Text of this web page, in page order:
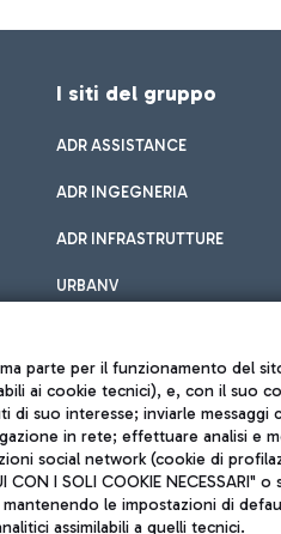
I siti del gruppo
ADR ASSISTANCE
ADR INGEGNERIA
ADR INFRASTRUTTURE
URBANV
parte per il funzionamento del
ai cookie tecnici), e, con il suo
di suo interesse; inviarle
in rete; effettuare analisi e
social network (cookie di
CON I SOLI COOKIE
le impostazioni di
assimilabili a quelli tecnici.